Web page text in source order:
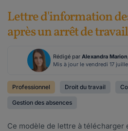
Lettre d'information
après un arrêt de travail
Rédigé par Alexandra Marion
Mis à jour le vendredi 17
Professionnel Droit du travail
Gestion des absences
Ce modèle de lettre à télécharger